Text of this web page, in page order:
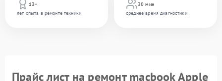
13+
лет опыта в ремонте техники
30 мин
среднее время диагностики
Прайс лист на ремонт macbook Apple